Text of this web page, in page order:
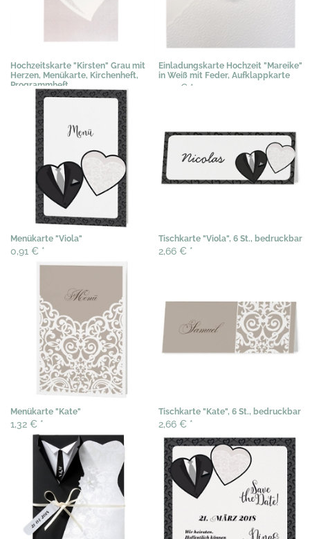
Hochzeitskarte "Kirsten" Grau mit
Herzen, Menükarte, Kirchenheft,
Programmheft
1,19 €*
Einladungskarte Hochzeit "Mareike"
in Weiß mit Feder, Aufklappkarte
3,07 € *
Menükarte "Viola"
0,91 € *
Tischkarte "Viola", 6 St., bedruckbar
2,66 € *
Menükarte "Kate"
1,32 € *
Tischkarte "Kate", 6 St., bedruckbar
2,66 € *